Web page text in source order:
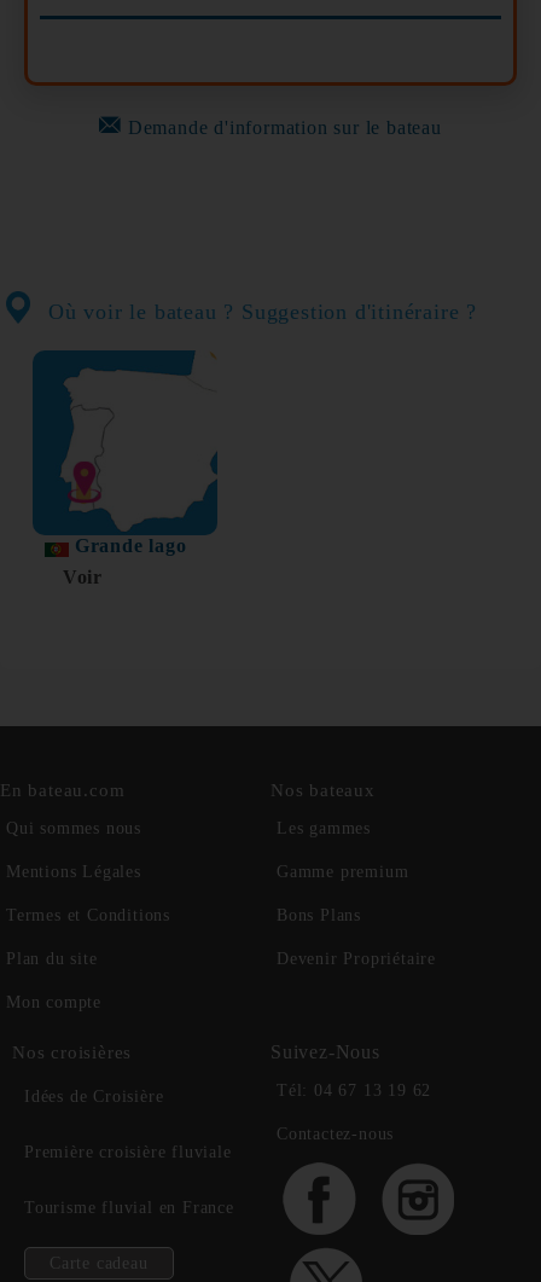
Demande d'information sur le bateau
Où voir le bateau ? Suggestion d'itinéraire ?
Grande lago
Voir
En bateau.com
Qui sommes nous
Mentions Légales
Termes et Conditions
Plan du site
Mon compte
Nos bateaux
Les gammes
Gamme premium
Bons Plans
Devenir Propriétaire
Nos croisières
Idées de Croisière
Première croisière fluviale
Tourisme fluvial en France
Carte cadeau
Suivez-Nous
Tél: 04 67 13 19 62
Contactez-nous